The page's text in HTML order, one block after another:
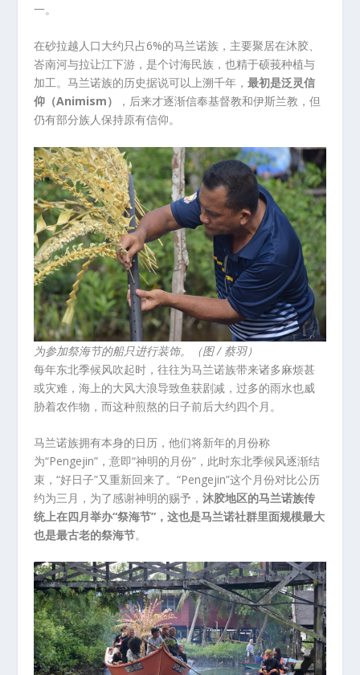
一。
在砂拉越人口大约只占6%的马兰诺族，主要聚居在沐胶、
峇南河与拉让江下游，是个讨海民族，也精于硕莪种植与
加工。马兰诺族的历史据说可以上溯千年，最初是泛灵信
仰（Animism）
，后来才逐渐信奉基督教和伊斯兰教，但
仍有部分族人保持原有信仰。
为参加祭海节的船只进行装饰。（图 / 蔡羽）
每年东北季候风吹起时，往往为马兰诺族带来诸多麻烦甚
或灾难，海上的大风大浪导致鱼获剧减，过多的雨水也威
胁着农作物，而这种煎熬的日子前后大约四个月。
马兰诺族拥有本身的日历，他们将新年的月份称
为“Pengejin”，意即“神明的月份”，此时东北季候风逐渐结
束，“好日子”又重新回来了。“Pengejin”这个月份对比公历
约为三月，为了感谢神明的赐予，沐胶地区的马兰诺族传
统上在四月举办“祭海节”，这也是马兰诺社群里面规模最大
也是最古老的祭海节。